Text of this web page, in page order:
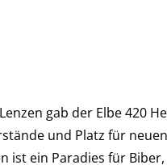
gab der Elbe 420
und Platz für
ein Paradies für